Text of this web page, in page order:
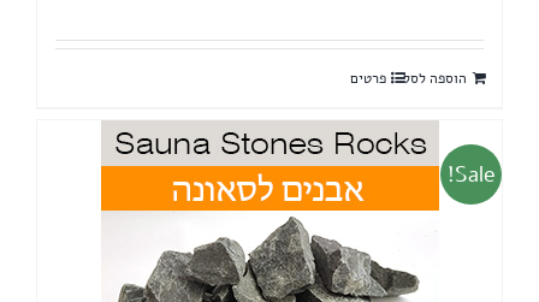
היה:
250 ₪.
הוא:
הוספה לסל פרטים
Sale!